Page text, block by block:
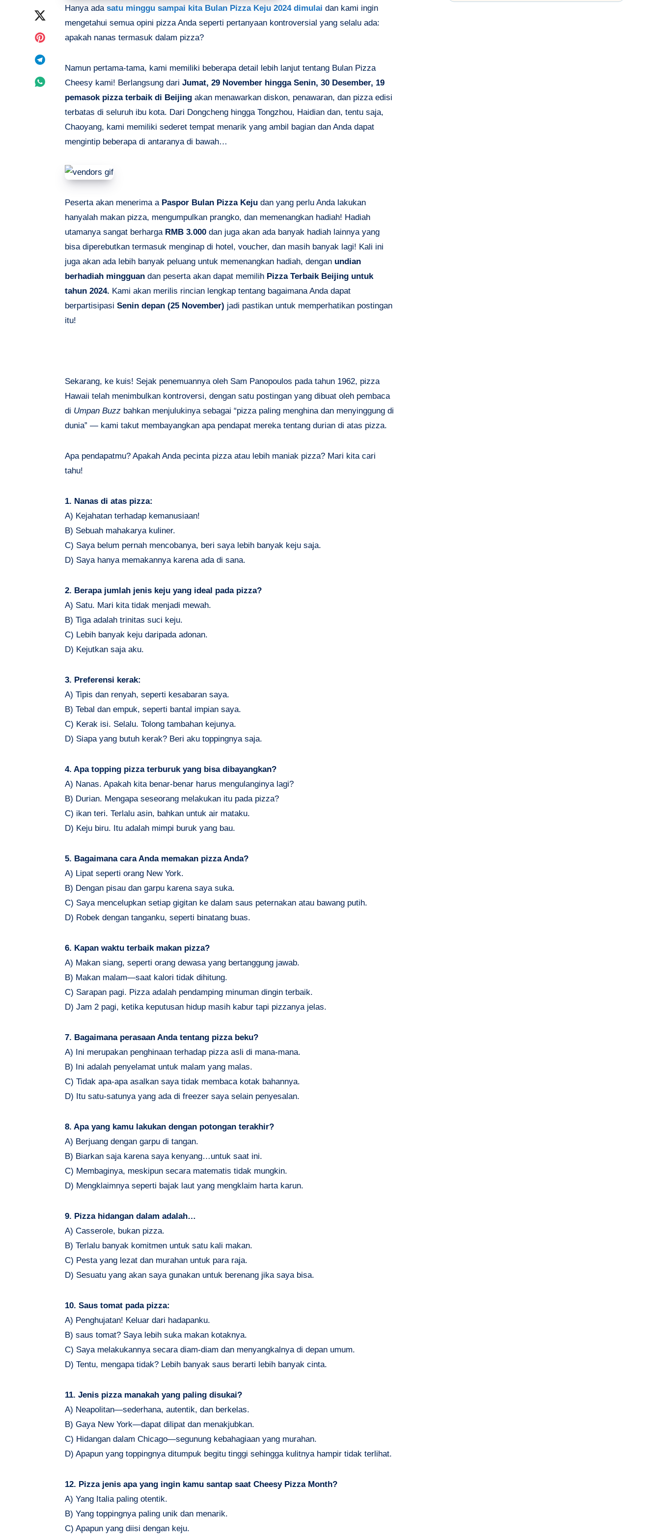
Facebook
Share
Telegram
Share
Hanya ada satu minggu sampai kita Bulan Pizza Keju 2024dimulai dan kami ingin
mengetahui semua opini pizza Anda seperti pertanyaan kontroversial yang selalu ada:
apakah nanas termasuk dalam pizza?
Namun pertama-tama, kami memiliki beberapa detail lebih lanjut tentang Bulan Pizza
Cheesy kami! Berlangsung dari Jumat, 29 November hingga Senin, 30 Desember, 19
pemasok pizza terbaik di Beijing akan menawarkan diskon, penawaran, dan pizza edisi
terbatas di seluruh ibu kota. Dari Dongcheng hingga Tongzhou, Haidian dan, tentu saja,
Chaoyang, kami memiliki sederet tempat menarik yang ambil bagian dan Anda dapat
mengintip beberapa di antaranya di bawah…
Peserta akan menerima a Paspor Bulan Pizza Keju dan yang perlu Anda lakukan
hanyalah makan pizza, mengumpulkan prangko, dan memenangkan hadiah! Hadiah
utamanya sangat berharga RMB 3.000 dan juga akan ada banyak hadiah lainnya yang
bisa diperebutkan termasuk menginap di hotel, voucher, dan masih banyak lagi! Kali ini
juga akan ada lebih banyak peluang untuk memenangkan hadiah, dengan undian
berhadiah mingguan dan peserta akan dapat memilih Pizza Terbaik Beijing untuk
tahun 2024. Kami akan merilis rincian lengkap tentang bagaimana Anda dapat
berpartisipasi Senin depan (25 November) jadi pastikan untuk memperhatikan postingan
itu!
Sekarang, ke kuis! Sejak penemuannya oleh Sam Panopoulos pada tahun 1962, pizza
Hawaii telah menimbulkan kontroversi, dengan satu postingan yang dibuat oleh pembaca
di Umpan Buzz bahkan menjulukinya sebagai “pizza paling menghina dan menyinggung di
dunia” — kami takut membayangkan apa pendapat mereka tentang durian di atas pizza.
Apa pendapatmu? Apakah Anda pecinta pizza atau lebih maniak pizza? Mari kita cari
tahu!
1. Nanas di atas pizza:
A) Kejahatan terhadap kemanusiaan!
B) Sebuah mahakarya kuliner.
C) Saya belum pernah mencobanya, beri saya lebih banyak keju saja.
D) Saya hanya memakannya karena ada di sana.
2. Berapa jumlah jenis keju yang ideal pada pizza?
A) Satu. Mari kita tidak menjadi mewah.
B) Tiga adalah trinitas suci keju.
C) Lebih banyak keju daripada adonan.
D) Kejutkan saja aku.
3. Preferensi kerak:
A) Tipis dan renyah, seperti kesabaran saya.
B) Tebal dan empuk, seperti bantal impian saya.
C) Kerak isi. Selalu. Tolong tambahan kejunya.
D) Siapa yang butuh kerak? Beri aku toppingnya saja.
4. Apa topping pizza terburuk yang bisa dibayangkan?
A) Nanas. Apakah kita benar-benar harus mengulanginya lagi?
B) Durian. Mengapa seseorang melakukan itu pada pizza?
C) ikan teri. Terlalu asin, bahkan untuk air mataku.
D) Keju biru. Itu adalah mimpi buruk yang bau.
5. Bagaimana cara Anda memakan pizza Anda?
A) Lipat seperti orang New York.
B) Dengan pisau dan garpu karena saya suka.
C) Saya mencelupkan setiap gigitan ke dalam saus peternakan atau bawang putih.
D) Robek dengan tanganku, seperti binatang buas.
6. Kapan waktu terbaik makan pizza?
A) Makan siang, seperti orang dewasa yang bertanggung jawab.
B) Makan malam—saat kalori tidak dihitung.
C) Sarapan pagi. Pizza adalah pendamping minuman dingin terbaik.
D) Jam 2 pagi, ketika keputusan hidup masih kabur tapi pizzanya jelas.
7. Bagaimana perasaan Anda tentang pizza beku?
A) Ini merupakan penghinaan terhadap pizza asli di mana-mana.
B) Ini adalah penyelamat untuk malam yang malas.
C) Tidak apa-apa asalkan saya tidak membaca kotak bahannya.
D) Itu satu-satunya yang ada di freezer saya selain penyesalan.
8. Apa yang kamu lakukan dengan potongan terakhir?
A) Berjuang dengan garpu di tangan.
B) Biarkan saja karena saya kenyang…untuk saat ini.
C) Membaginya, meskipun secara matematis tidak mungkin.
D) Mengklaimnya seperti bajak laut yang mengklaim harta karun.
9. Pizza hidangan dalam adalah…
A) Casserole, bukan pizza.
B) Terlalu banyak komitmen untuk satu kali makan.
C) Pesta yang lezat dan murahan untuk para raja.
D) Sesuatu yang akan saya gunakan untuk berenang jika saya bisa.
10. Saus tomat pada pizza:
A) Penghujatan! Keluar dari hadapanku.
B) saus tomat? Saya lebih suka makan kotaknya.
C) Saya melakukannya secara diam-diam dan menyangkalnya di depan umum.
D) Tentu, mengapa tidak? Lebih banyak saus berarti lebih banyak cinta.
11. Jenis pizza manakah yang paling disukai?
A) Neapolitan—sederhana, autentik, dan berkelas.
B) Gaya New York—dapat dilipat dan menakjubkan.
C) Hidangan dalam Chicago—segunung kebahagiaan yang murahan.
D) Apapun yang toppingnya ditumpuk begitu tinggi sehingga kulitnya hampir tidak terlihat.
12. Pizza jenis apa yang ingin kamu santap saat Cheesy Pizza Month?
A) Yang Italia paling otentik.
B) Yang toppingnya paling unik dan menarik.
C) Apapun yang diisi dengan keju.